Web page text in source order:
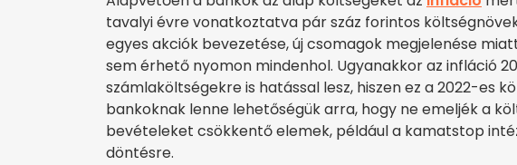
tavalyi évre vonatkoztatva pár száz forintos
egyes akciók bevezetése, új csomagok megjelenése
sem érhető nyomon mindenhol. Ugyanakkor az infláció
számlaköltségekre is hatással lesz, hiszen ez a 2022-es
bankoknak lenne lehetőségük arra, hogy ne emeljék a
bevételeket csökkentő elemek, például a kamatstop
döntésre.